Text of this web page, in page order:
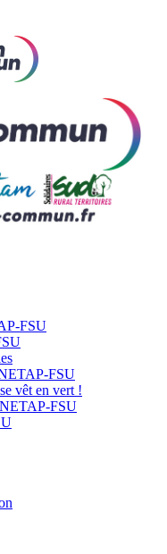
FSU
FSU
vêt en vert !
FSU